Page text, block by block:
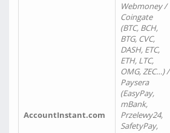
AccountInstant.com
Webmoney /
Coingate
(BTC, BCH,
BTG, CVC,
DASH, ETC,
ETH, LTC,
OMG, ZEC…) /
Paysera
(EasyPay,
mBank,
Przelewy24,
SafetyPay,